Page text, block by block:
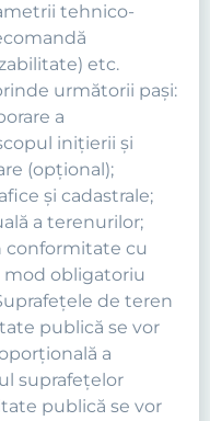
tehnico-
etc.
următorii paşi:
a
iniţierii şi
(opţional);
şi cadastrale;
a terenurilor;
conformitate cu
mod obligatoriu
de teren
publică se vor
a
suprafeţelor
publică se vor